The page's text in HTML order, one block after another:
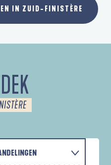
IN ZUID-FINISTÈRE